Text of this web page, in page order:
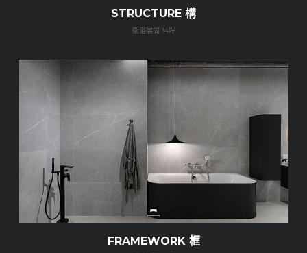
STRUCTURE 構
衛浴展間 14坪
FRAMEWORK 框